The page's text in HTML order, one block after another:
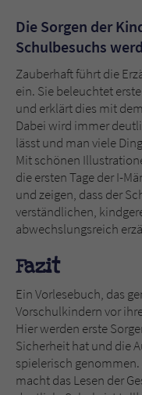
Die Sorgen der
Schulbesuchs
Zauberhaft führt die
ein. Sie beleuchtet
und erklärt dies mit
Dabei wird immer
lässt und man viele
Mit schönen
die ersten Tage der I-
und zeigen, dass der
verständlichen,
abwechslungsreich
Fazit
Ein Vorlesebuch, das
Vorschulkindern vor
Hier werden erste
Sicherheit hat und die
spielerisch
macht das Lesen der